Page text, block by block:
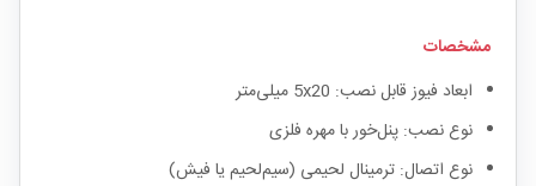
مشخصات
ابعاد فیوز قابل نصب: 5x20 میلی‌متر
نوع نصب: پنل‌خور با مهره فلزی
نوع اتصال: ترمینال لحیمی (سیم‌لحیم یا فیش)